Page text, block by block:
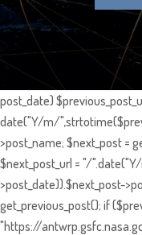
post_date)
date("Y/m/
>post_name; $next_post =
$next_post_url = "/
>post_date)).$next_post-
get_previous_post(); if
"https://